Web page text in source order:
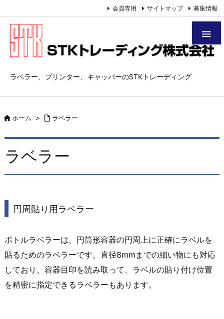
ラベラー、プリンター、キャッパーのSTKトレーディング

会員専用 サイトマップ 募集情報
ホーム >  ラベラー
ラベラー
円周貼り用ラベラー
ボトルラベラーは、円筒形容器の円周上に正確にラベルを
貼るためのラベラーです。直径8mmまでの細い物にも対応
しており、容器目印を読み取って、ラベルの貼り付け位置
を精密に指定できるラベラーもあります。